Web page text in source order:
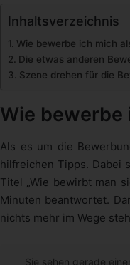
Inhaltsverzeichnis
Wie bewerbe ich mich
Die etwas anderen
Szene drehen für die
Wie bewerbe
Als es um die
hilfreichen Tipps. Dabei
Titel „Wie bewirbt man
Minuten beantwortet.
nichts mehr im Wege
Sie sehen gerade